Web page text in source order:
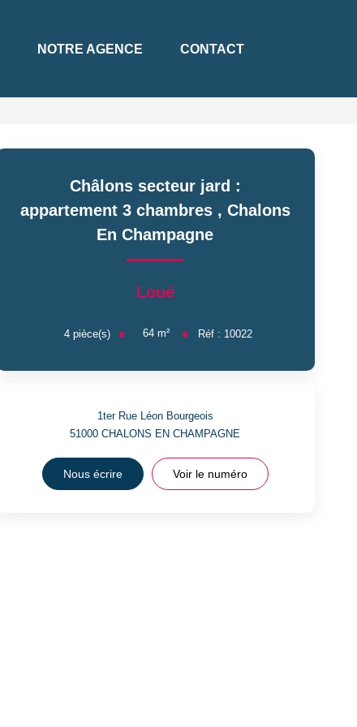
NOTRE AGENCE CONTACT
Châlons secteur jard :
appartement 3 chambres , Chalons
En Champagne
Loué
4pièce(s) 64m² Réf : 10022
1ter Rue Léon Bourgeois
51000CHALONS EN CHAMPAGNE
Nous écrire Voir le numéro